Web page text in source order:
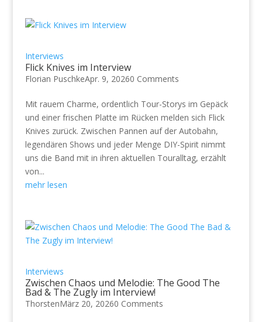
Interviews
Flick Knives im Interview
Florian PuschkeApr. 9, 20260 Comments
Mit rauem Charme, ordentlich Tour-Storys im Gepäck
und einer frischen Platte im Rücken melden sich Flick
Knives zurück. Zwischen Pannen auf der Autobahn,
legendären Shows und jeder Menge DIY-Spirit nimmt
uns die Band mit in ihren aktuellen Touralltag, erzählt
von...
mehr lesen
Interviews
Zwischen Chaos und Melodie: The Good The
Bad & The Zugly im Interview!
ThorstenMärz 20, 20260 Comments